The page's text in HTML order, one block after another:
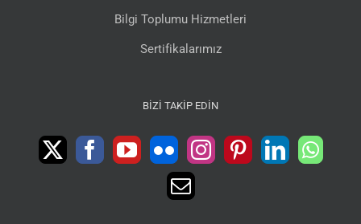
Bilgi Toplumu Hizmetleri
Sertifikalarımız
BIZI TAKIP EDIN